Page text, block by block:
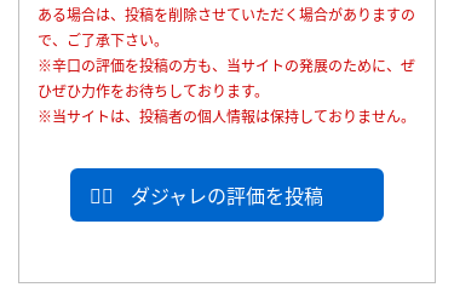
ある場合は、投稿を削除させていただく場合がありますの
で、ご了承下さい。
※辛口の評価を投稿の方も、当サイトの発展のために、ぜ
ひぜひ力作をお待ちしております。
※当サイトは、投稿者の個人情報は保持しておりません。
ダジャレの評価を投稿